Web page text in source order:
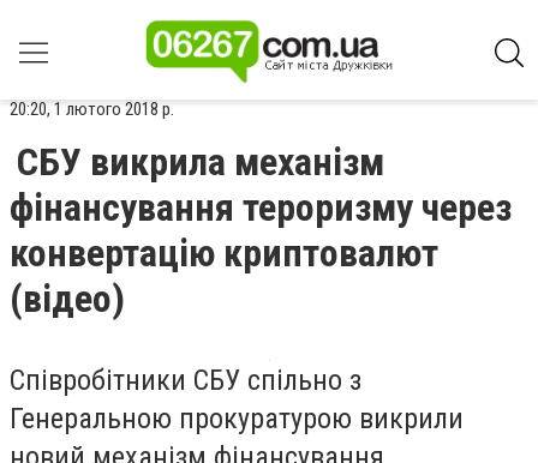
20:20, 1 лютого 2018 р.
СБУ викрила механізм
фінансування тероризму через
конвертацію криптовалют
(відео)
Співробітники СБУ спільно з
Генеральною прокуратурою викрили